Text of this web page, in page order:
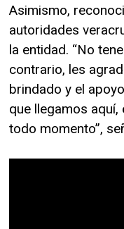
Asimismo,
autoridades
la entidad. “No
contrario, les
brindado y el
que llegamos aquí,
todo momento”,